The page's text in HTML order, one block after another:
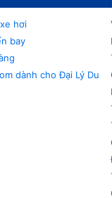
hơi
bay
dành cho Đại Lý Du